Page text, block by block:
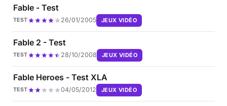
Fable - Test
TEST 26/01/2005 JEUX VIDÉO
Fable 2 - Test
TEST 28/10/2008 JEUX VIDÉO
Fable Heroes - Test XLA
TEST 04/05/2012 JEUX VIDÉO